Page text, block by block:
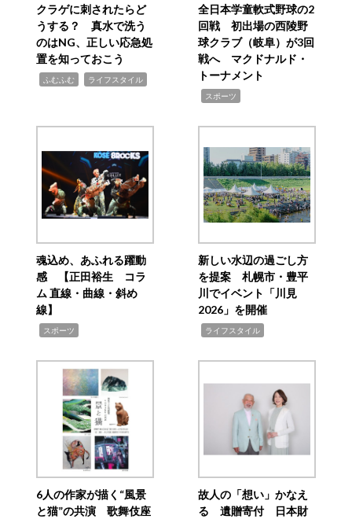
クラゲに刺されたらど
うする？ 真水で洗う
のはNG、正しい応急処
置を知っておこう
ふむふむ ライフスタイル
全日本学童軟式野球の2
回戦 初出場の西陵野
球クラブ（岐阜）が3回
戦へ マクドナルド・
トーナメント
スポーツ
魂込め、あふれる躍動
感 【正田裕生 コラ
ム 直線・曲線・斜め
線】
スポーツ
新しい水辺の過ごし方
を提案 札幌市・豊平
川でイベント「川見
2026」を開催
ライフスタイル
6人の作家が描く“風景
と猫”の共演 歌舞伎座
故人の「想い」かなえ
る 遺贈寄付 日本財